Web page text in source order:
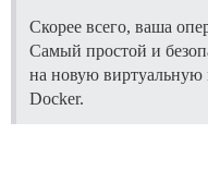
Скорее всего, ваша
Самый простой и
на новую
Docker.